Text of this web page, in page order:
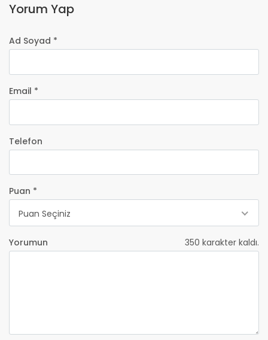
Yorum Yap
Ad Soyad *
Email *
Telefon
Puan *
Puan Seçiniz
Yorumun 350 karakter kaldı.